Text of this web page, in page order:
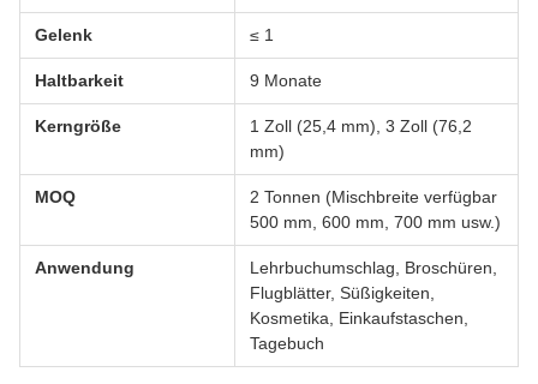
Gelenk ≤ 1
Haltbarkeit 9 Monate
Kerngröße
1 Zoll (25,4 mm), 3 Zoll (76,2
mm)
MOQ
2 Tonnen (Mischbreite verfügbar
500 mm, 600 mm, 700 mm usw.)
Anwendung
Lehrbuchumschlag, Broschüren,
Flugblätter, Süßigkeiten,
Kosmetika, Einkaufstaschen,
Tagebuch